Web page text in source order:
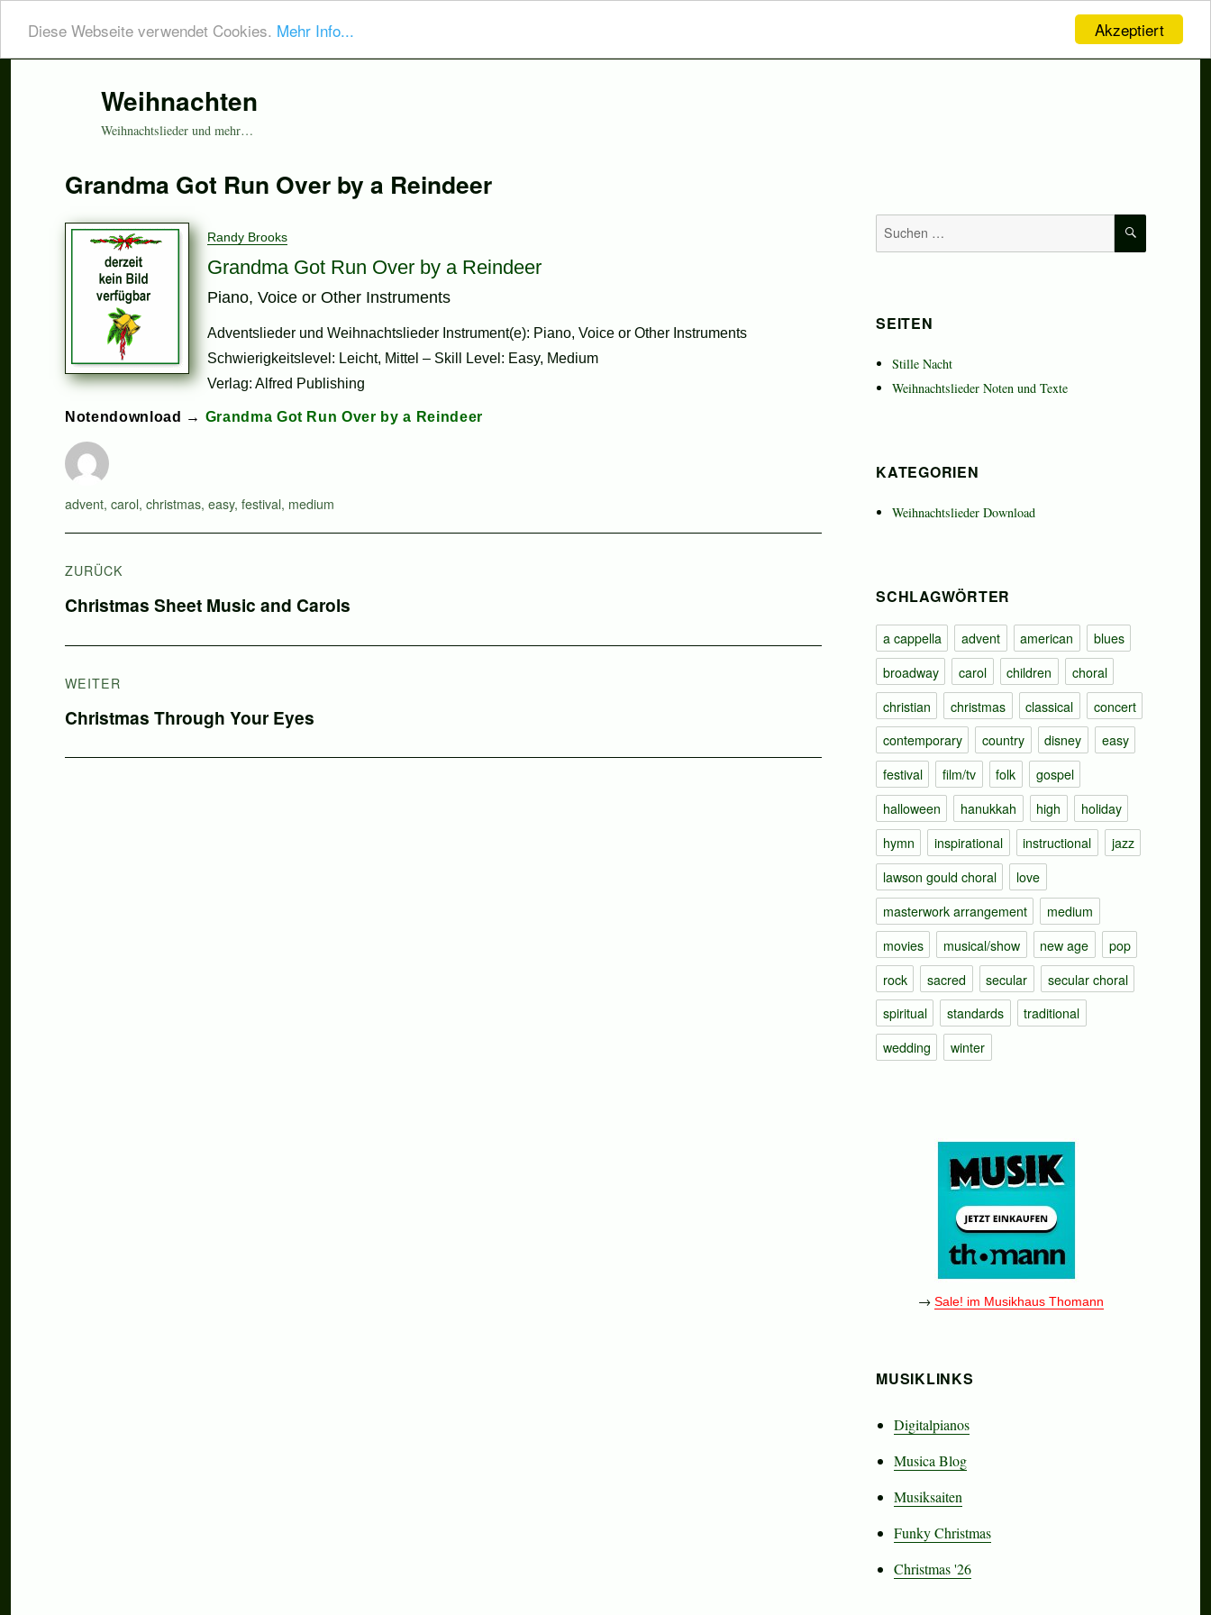
Akzeptiert
Diese Webseite verwendet Cookies. Mehr Info...
Weihnachten
Weihnachtslieder und mehr…
Grandma Got Run Over by a Reindeer
Randy Brooks
Grandma Got Run Over by a Reindeer
Piano, Voice or Other Instruments
Adventslieder und Weihnachtslieder Instrument(e): Piano, Voice or Other Instruments
Schwierigkeitslevel: Leicht, Mittel – Skill Level: Easy, Medium
Verlag: Alfred Publishing
Notendownload → Grandma Got Run Over by a Reindeer
Autor
Schlagwörter
advent, carol, christmas, easy, festival, medium
ZURÜCK
Vorheriger
Christmas Sheet Music and Carols
WEITER
Nächster
Christmas Through Your Eyes
Suchen
nach:
SEITEN
Stille Nacht
Weihnachtslieder Noten und Texte
KATEGORIEN
Weihnachtslieder Download
SCHLAGWÖRTER
a cappella advent american
blues
broadway
carol children
choral
christian
christmas classical
concert
contemporary
country disney
easy
festival
film/tv folk
gospel
halloween
hanukkah high
holiday
hymn
inspirational instructional
jazz
lawson gould choral
love
masterwork arrangement
medium
movies
musical/show new age
pop
rock
sacred secular
secular choral
spiritual
standards
traditional
wedding
winter
→ Sale! im Musikhaus Thomann
MUSIKLINKS
Digitalpianos
Musica Blog
Musiksaiten
Funky Christmas
Christmas '26